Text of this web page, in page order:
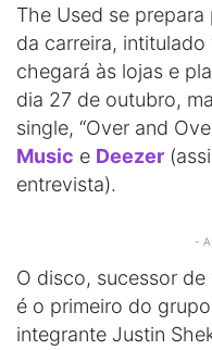
The Used se
da carreira, intitulado
chegará às lojas e
dia 27 de outubro,
single, “Over and
Music e Deezer
entrevista).
-
O disco, sucessor de
é o primeiro do
integrante Justin